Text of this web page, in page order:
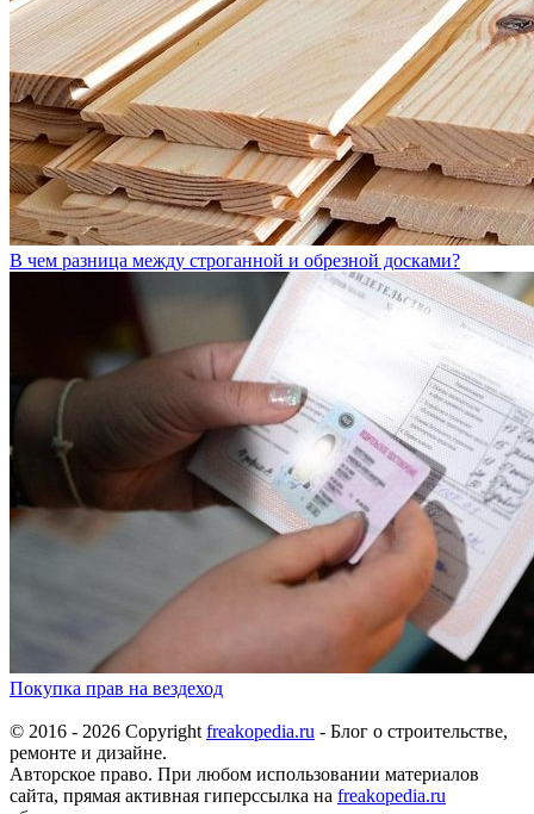
В чем разница между строганной и обрезной досками?
Покупка прав на вездеход
© 2016 - 2026 Copyright freakopedia.ru - Блог о строительстве,
ремонте и дизайне.
Авторское право. При любом использовании материалов
сайта, прямая активная гиперссылка на freakopedia.ru